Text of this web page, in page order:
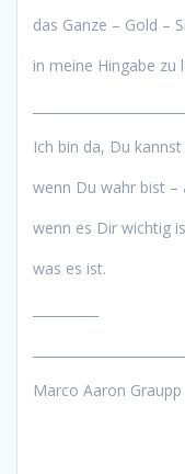
das Ganze – Gold –
in meine Hingabe zu
Ich bin da, Du
wenn Du wahr bist –
wenn es Dir wichtig
was es ist.
Marco Aaron Graupp